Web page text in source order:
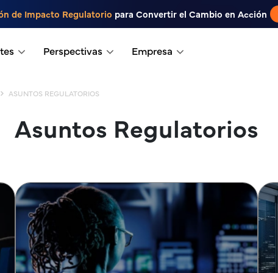
de Impacto Regulatorio para Convertir el Cambio en Acción
Perspectivas Empresa
ASUNTOS REGULATORIOS
Asuntos Regulatorios